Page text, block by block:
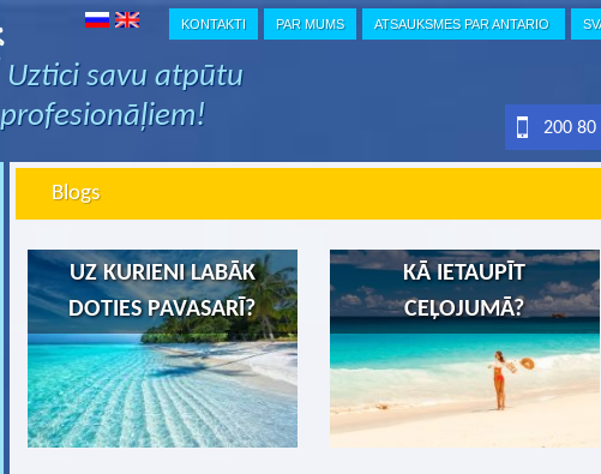
KONTAKTI PAR MUMS ATSAUKSMES PAR ANTARIO
Uztici savu atpūtu
profesionāļiem!
200 80
Blogs
UZ KURIENI LABĀK
DOTIES PAVASARĪ?
KĀ IETAUPĪT
CEĻOJUMĀ?